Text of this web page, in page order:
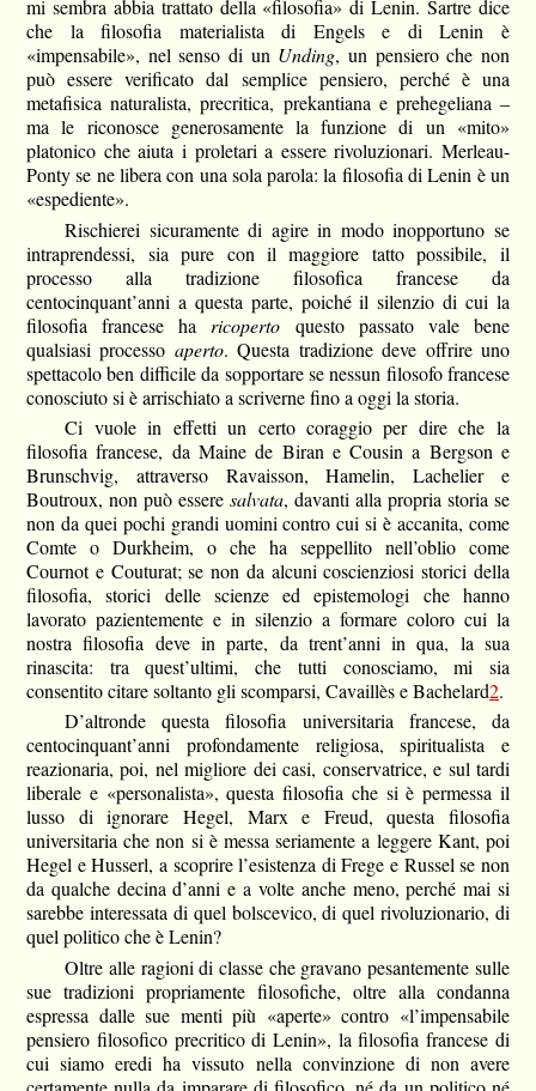
mi sembra abbia trattato della «filosofia» di Lenin. Sartre dice
che la filosofia materialista di Engels e di Lenin è
«impensabile», nel senso di un Unding, un pensiero che non
può essere verificato dal semplice pensiero, perché è una
metafisica naturalista, precritica, prekantiana e prehegeliana –
ma le riconosce generosamente la funzione di un «mito»
platonico che aiuta i proletari a essere rivoluzionari. Merleau-
Ponty se ne libera con una sola parola: la filosofia di Lenin è un
«espediente».
Rischierei sicuramente di agire in modo inopportuno se
intraprendessi, sia pure con il maggiore tatto possibile, il
processo alla tradizione filosofica francese da
centocinquant’anni a questa parte, poiché il silenzio di cui la
filosofia francese ha ricoperto questo passato vale bene
qualsiasi processo aperto. Questa tradizione deve offrire uno
spettacolo ben difficile da sopportare se nessun filosofo francese
conosciuto si è arrischiato a scriverne fino a oggi la storia.
Ci vuole in effetti un certo coraggio per dire che la
filosofia francese, da Maine de Biran e Cousin a Bergson e
Brunschvig, attraverso Ravaisson, Hamelin, Lachelier e
Boutroux, non può esseresalvata, davanti alla propria storia se
non da quei pochi grandi uomini contro cui si è accanita, come
Comte o Durkheim, o che ha seppellito nell’oblio come
Cournot e Couturat; se non da alcuni coscienziosi storici della
filosofia, storici delle scienze ed epistemologi che hanno
lavorato pazientemente e in silenzio a formare coloro cui la
nostra filosofia deve in parte, da trent’anni in qua, la sua
rinascita: tra quest’ultimi, che tutti conosciamo, mi sia
consentito citare soltanto gli scomparsi, Cavaillès e Bachelard2.
D’altronde questa filosofia universitaria francese, da
centocinquant’anni profondamente religiosa, spiritualista e
reazionaria, poi, nel migliore dei casi, conservatrice, e sul tardi
liberale e «personalista», questa filosofia che si è permessa il
lusso di ignorare Hegel, Marx e Freud, questa filosofia
universitaria che non si è messa seriamente a leggere Kant, poi
Hegel e Husserl, a scoprire l’esistenza di Frege e Russel se non
da qualche decina d’anni e a volte anche meno, perché mai si
sarebbe interessata di quel bolscevico, di quel rivoluzionario, di
quel politico che è Lenin?
Oltre alle ragioni di classe che gravano pesantemente sulle
sue tradizioni propriamente filosofiche, oltre alla condanna
espressa dalle sue menti più «aperte» contro «l’impensabile
pensiero filosofico precritico di Lenin», la filosofia francese di
cui siamo eredi ha vissuto nella convinzione di non avere